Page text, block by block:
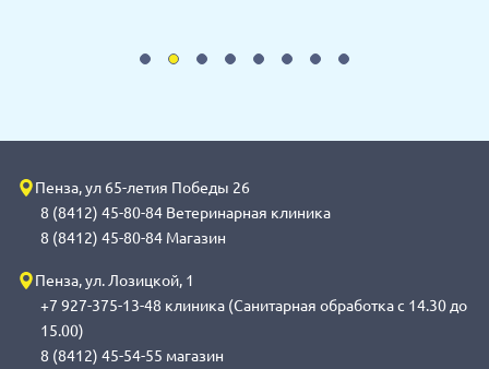
Пенза, ул 65-летия Победы 26
8 (8412) 45-80-84 Ветеринарная клиника
8 (8412) 45-80-84 Магазин
Пенза, ул. Лозицкой, 1
+7 927-375-13-48 клиника (Санитарная обработка с 14.30 до
15.00)
8 (8412) 45-54-55 магазин